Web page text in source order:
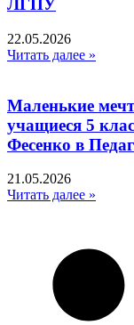
ЛГПУ
22.05.2026
Читать далее »
Маленькие
учащиеся 5
Фесенко в
21.05.2026
Читать далее »